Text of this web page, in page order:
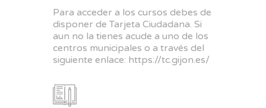
Para acceder a los cursos debes de
disponer de Tarjeta Ciudadana. Si
aun no la tienes acude a uno de los
centros municipales o a través del
siguiente enlace: https://tc.gijon.es/